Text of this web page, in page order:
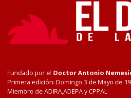
Fundado por el Doctor Antonio
Primera edición: Domingo 3 de Mayo de
Miembro de ADIRA,ADEPA y CPPAL